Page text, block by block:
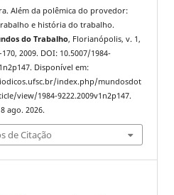
Além da polêmica do provedor:
e história do trabalho.
do Trabalho, Florianópolis, v. 1,
2009. DOI: 10.5007/1984-
Disponível em:
index.php/mundosdot
view/1984-9222.2009v1n2p147.
ago. 2026.
de Citação